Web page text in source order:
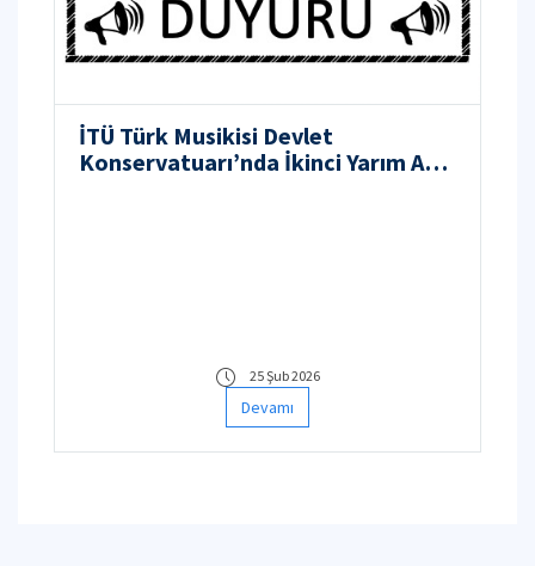
İTÜ Türk Musikisi Devlet
Konservatuarı’nda İkinci Yarım Asır
25 Şub 2026
Devamı